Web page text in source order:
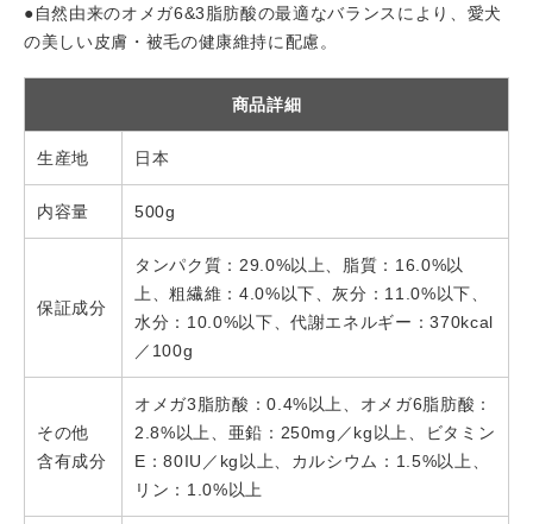
●自然由来のオメガ6&3脂肪酸の最適なバランスにより、愛犬
の美しい皮膚・被毛の健康維持に配慮。
商品詳細
生産地 日本
内容量 500g
保証成分
タンパク質：29.0%以上、脂質：16.0%以
上、粗繊維：4.0%以下、灰分：11.0%以下、
水分：10.0%以下、代謝エネルギー：370kcal
／100g
その他
含有成分
オメガ3脂肪酸：0.4%以上、オメガ6脂肪酸：
2.8%以上、亜鉛：250mg／kg以上、ビタミン
E：80IU／kg以上、カルシウム：1.5%以上、
リン：1.0%以上